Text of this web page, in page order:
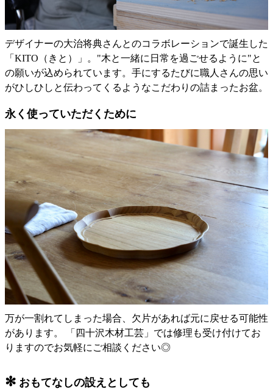
デザイナーの大治将典さんとのコラボレーションで誕生した
「KITO（きと）」。"木と一緒に日常を過ごせるように"と
の願いが込められています。手にするたびに職人さんの思い
がひしひしと伝わってくるようなこだわりの詰まったお盆。
永く使っていただくために
万が一割れてしまった場合、欠片があれば元に戻せる可能性
があります。 「四十沢木材工芸」では修理も受け付けてお
りますのでお気軽にご相談ください◎
✻ おもてなしの設えとしても